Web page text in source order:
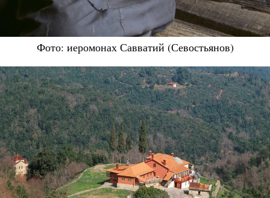
Фото: иеромонах Савватий (Севостьянов)